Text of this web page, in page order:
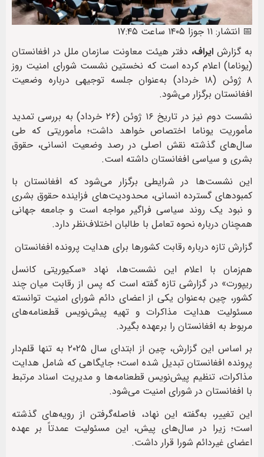
📅 انتشار: ۱۱ جوزا ۱۴۰۵ ساعت ۱۷:۴۵
به گزارش ایراف، دفتر هیئت معاونت سازمان ملل در افغانستان
(یوناما) اعلام کرده است که نخستین نشست شورای امنیت روز
۸ ژوئن (۱۸ خرداد) به‌عنوان جلسه توجیهی درباره وضعیت
افغانستان برگزار می‌شود.
نشست دوم نیز در تاریخ ۱۶ ژوئن (۲۶ خرداد) به بررسی تمدید
مأموریت یوناما اختصاص خواهد داشت؛ مأموریتی که طی
سال‌های گذشته نقش اصلی در رصد وضعیت انسانی، حقوق
بشری و سیاسی افغانستان داشته است.
این نشست‌ها در شرایطی برگزار می‌شود که افغانستان با
کمبودهای گسترده انسانی، محدودیت‌های فزاینده حقوق بشری
و نبود یک روند سیاسی فراگیر مواجه است و جامعه جهانی
همچنان درباره نحوه تعامل با طالبان اختلاف‌نظر دارد.
گزارش تازه درباره رقابت کشورها برای هدایت پرونده افغانستان
هم‌زمان با اعلام این نشست‌ها، نهاد «سکیوریتی کانسل
ریپورت» در گزارشی تازه گفته است که پس از رقابت میان چند
کشور، چین به‌عنوان یکی از اعضای دائم شورای امنیت توانسته
مسئولیت هدایت مذاکرات و تهیه پیش‌نویس قطعنامه‌های
مربوط به افغانستان را برعهده بگیرد.
بر اساس این گزارش، چین از ابتدای سال ۲۰۲۵ به تنها قلم‌دار
پرونده افغانستان تبدیل شده است؛ جایگاهی که شامل هدایت
مذاکرات، تنظیم پیش‌نویس قطعنامه‌ها و مدیریت اسناد مرتبط
با افغانستان در شورای امنیت می‌شود.
این تغییر، به‌گفته این نهاد، فاصله‌گرفتن از رویه‌های گذشته
است؛ زیرا در سال‌های پیش، این مسئولیت عمدتاً بر عهده
اعضای غیردائم شورا قرار داشت.